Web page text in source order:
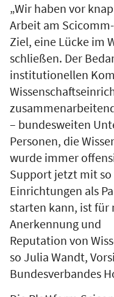
„Wir haben vor
Arbeit am
Ziel, eine Lücke im
schließen. Der
institutionellen
– bundesweiten
Personen, die
wurde immer
Support jetzt mit
Einrichtungen als
starten kann, ist für
Anerkennung und
Reputation von
so Julia Wandt,
Bundesverbandes